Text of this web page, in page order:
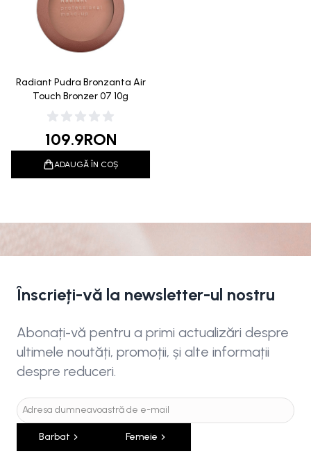
Radiant Pudra Bronzanta Air
Touch Bronzer 07 10g
109.9RON
ADAUGĂ ÎN COȘ
Înscrieți-vă la newsletter-ul nostru
Abonați-vă pentru a primi actualizări despre
ultimele noutăți, promoții, și alte informații
despre reduceri.
Barbat Femeie